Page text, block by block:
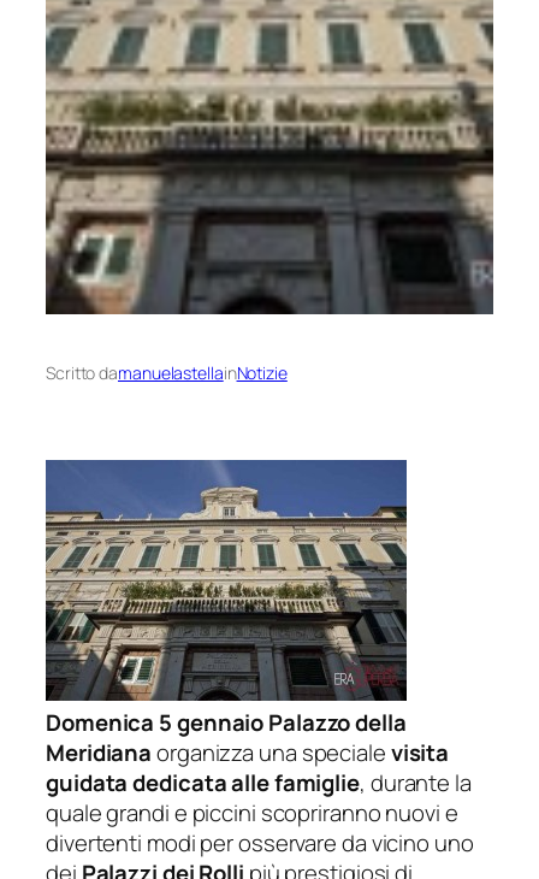
Scritto damanuelastellainNotizie
Domenica 5 gennaio Palazzo della
Meridianaorganizza una specialevisita
guidata dedicata alle famiglie, durante la
quale grandi e piccini scopriranno nuovi e
divertenti modi per osservare da vicino uno